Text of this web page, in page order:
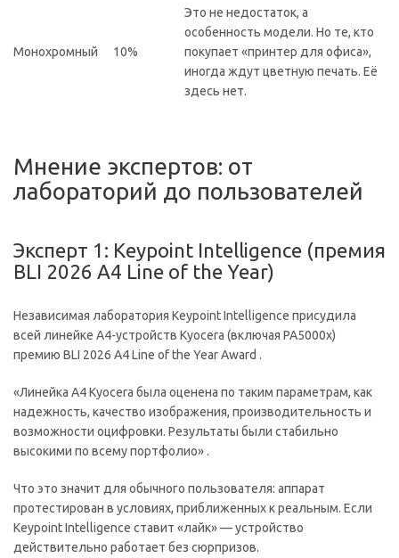
Монохромный 10%
Это не недостаток, а
особенность модели. Но те, кто
покупает «принтер для офиса»,
иногда ждут цветную печать. Её
здесь нет.
Мнение экспертов: от
лабораторий до пользователей
Эксперт 1: Keypoint Intelligence (премия
BLI 2026 A4 Line of the Year)
Независимая лаборатория Keypoint Intelligence присудила
всей линейке А4-устройств Kyocera (включая PA5000x)
премию BLI 2026 A4 Line of the Year Award .
«Линейка А4 Kyocera была оценена по таким параметрам, как
надежность, качество изображения, производительность и
возможности оцифровки. Результаты были стабильно
высокими по всему портфолио» .
Что это значит для обычного пользователя: аппарат
протестирован в условиях, приближенных к реальным. Если
Keypoint Intelligence ставит «лайк» — устройство
действительно работает без сюрпризов.